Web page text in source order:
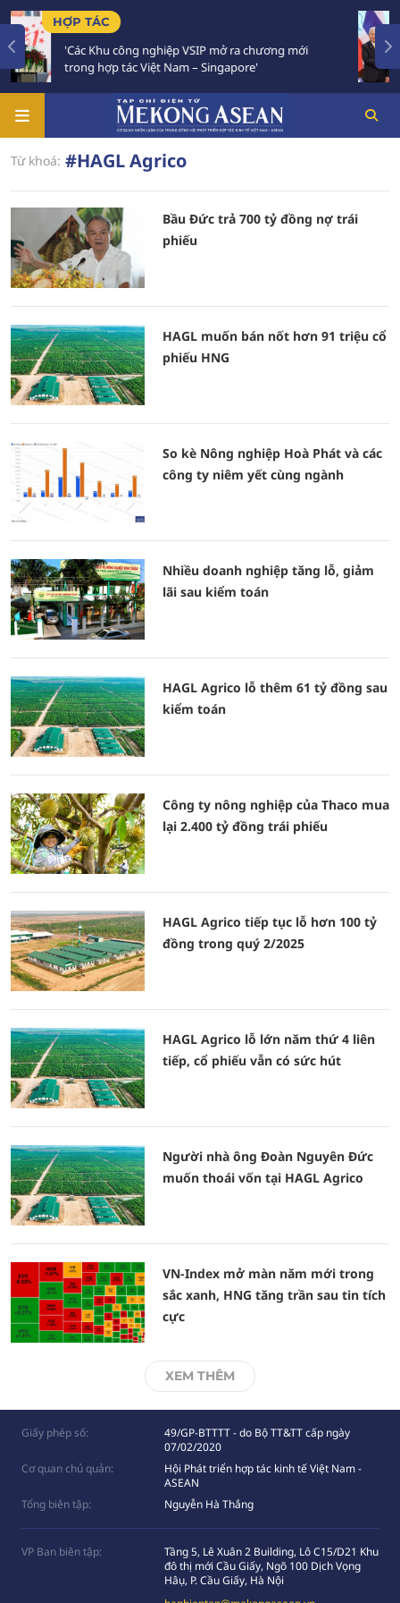
TÁC
'Các Khu công nghiệp VSIP mở ra chương mới
trong hợp tác Việt Nam – Singapore'
Từ khoá: #HAGL Agrico
Bầu Đức trả 700 tỷ đồng nợ trái
phiếu
HAGL muốn bán nốt hơn 91 triệu cổ
phiếu HNG
So kè Nông nghiệp Hoà Phát và các
công ty niêm yết cùng ngành
Nhiều doanh nghiệp tăng lỗ, giảm
lãi sau kiểm toán
HAGL Agrico lỗ thêm 61 tỷ đồng sau
kiểm toán
Công ty nông nghiệp của Thaco mua
lại 2.400 tỷ đồng trái phiếu
HAGL Agrico tiếp tục lỗ hơn 100 tỷ
đồng trong quý 2/2025
HAGL Agrico lỗ lớn năm thứ 4 liên
tiếp, cổ phiếu vẫn có sức hút
Người nhà ông Đoàn Nguyên Đức
muốn thoái vốn tại HAGL Agrico
VN-Index mở màn năm mới trong
sắc xanh, HNG tăng trần sau tin tích
cực
XEM THÊM
Giấy phép số:
49/GP-BTTTT - do Bộ TT&TT cấp ngày
07/02/2020
Cơ quan chủ quản:
Hội Phát triển hợp tác kinh tế Việt Nam -
ASEAN
Tổng biên tập:
Nguyễn Hà Thắng
VP Ban biên tập:
Tầng 5, Lê Xuân 2 Building, Lô C15/D21 Khu
đô thị mới Cầu Giấy, Ngõ 100 Dịch Vọng
Hâụ, P. Cầu Giấy, Hà Nội